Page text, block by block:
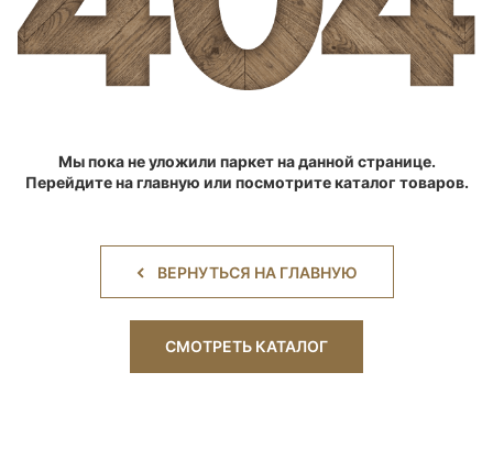
Мы пока не уложили паркет на данной странице.
Перейдите на главную или посмотрите каталог товаров.
ВЕРНУТЬСЯ НА ГЛАВНУЮ
СМОТРЕТЬ КАТАЛОГ